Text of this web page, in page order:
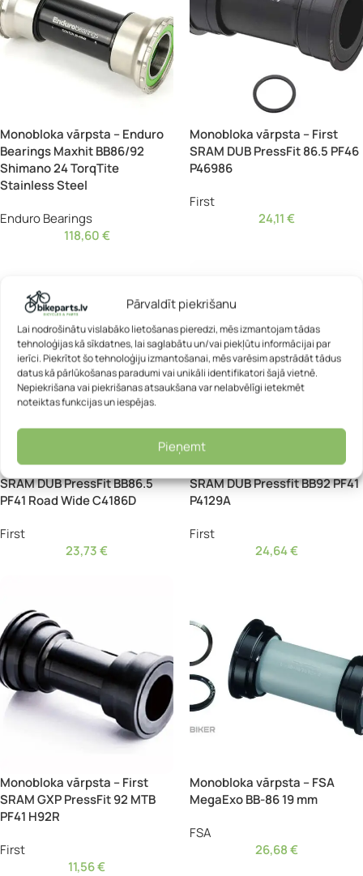
Pārvaldīt piekrišanu
Lai nodrošinātu vislabāko lietošanas pieredzi, mēs izmantojam tādas
tehnoloģijas kā sīkdatnes, lai saglabātu un/vai piekļūtu informācijai par
ierīci. Piekrītot šo tehnoloģiju izmantošanai, mēs varēsim apstrādāt tādus
datus kā pārlūkošanas paradumi vai unikāli identifikatori šajā vietnē.
Nepiekrišana vai piekrišanas atsaukšana var nelabvēlīgi ietekmēt
noteiktas funkcijas un iespējas.
Pieņemt
Monobloka vārpsta – Enduro
Bearings Maxhit BB86/92
Shimano 24 TorqTite
Stainless Steel
Enduro Bearings
118,60€
Monobloka vārpsta – First
SRAM DUB PressFit 86.5 PF46
P46986
First
24,11€
Monobloka vārpsta – First
SRAM DUB PressFit BB86.5
PF41 Road Wide C4186D
First
23,73€
Monobloka vārpsta – First
SRAM DUB Pressfit BB92 PF41
P4129A
First
24,64€
Monobloka vārpsta – First
SRAM GXP PressFit 92 MTB
PF41 H92R
First
11,56€
Monobloka vārpsta – FSA
MegaExo BB-86 19 mm
FSA
26,68€